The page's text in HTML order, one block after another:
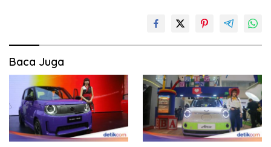
Baca Juga